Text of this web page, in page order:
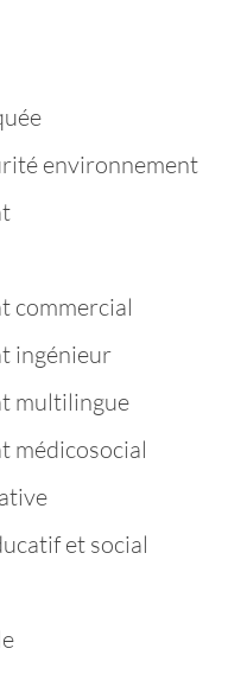
environnement
commercial
ingénieur
multilingue
médicosocial
et social